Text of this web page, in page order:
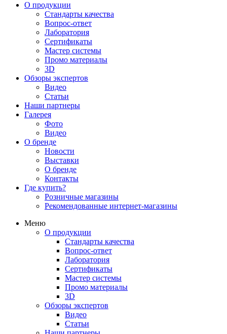
О продукции
Стандарты качества
Вопрос-ответ
Лаборатория
Сертификаты
Мастер системы
Промо материалы
3D
Обзоры экспертов
Видео
Статьи
Наши партнеры
Галерея
Фото
Видео
О бренде
Новости
Выставки
О бренде
Контакты
Где купить?
Розничные магазины
Рекомендованные интернет-магазины
Меню
О продукции
Стандарты качества
Вопрос-ответ
Лаборатория
Сертификаты
Мастер системы
Промо материалы
3D
Обзоры экспертов
Видео
Статьи